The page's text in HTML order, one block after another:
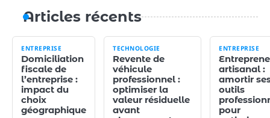
Articles récents
ENTREPRISE
Domiciliation
fiscale de
l’entreprise :
impact du
choix
géographique
TECHNOLOGIE
Revente de
véhicule
professionnel :
optimiser la
valeur résiduelle
avant
ENTREPRISE
artisanal :
amortir
outils
pour